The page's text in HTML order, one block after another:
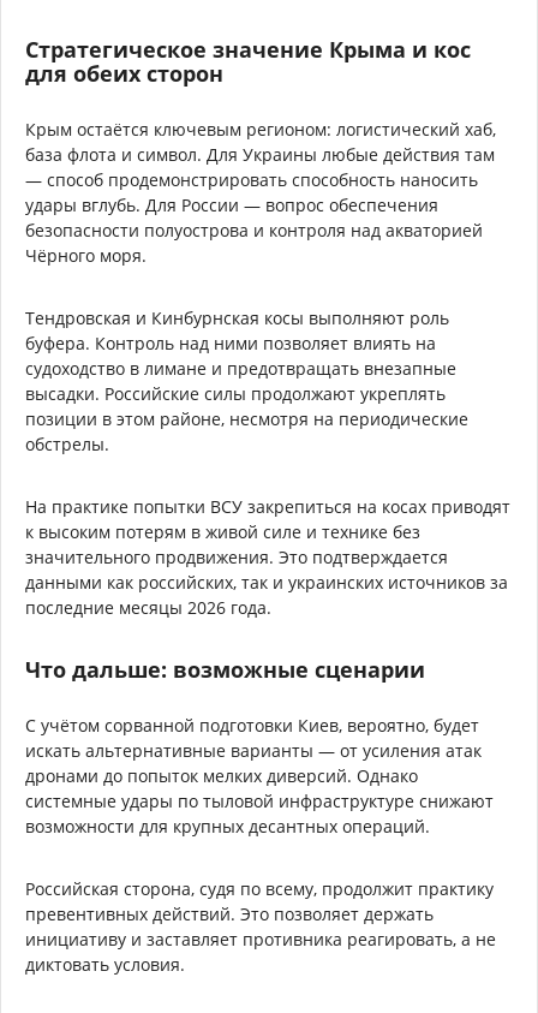
Стратегическое значение Крыма и кос
для обеих сторон
Крым остаётся ключевым регионом: логистический хаб,
база флота и символ. Для Украины любые действия там
— способ продемонстрировать способность наносить
удары вглубь. Для России — вопрос обеспечения
безопасности полуострова и контроля над акваторией
Чёрного моря.
Тендровская и Кинбурнская косы выполняют роль
буфера. Контроль над ними позволяет влиять на
судоходство в лимане и предотвращать внезапные
высадки. Российские силы продолжают укреплять
позиции в этом районе, несмотря на периодические
обстрелы.
На практике попытки ВСУ закрепиться на косах приводят
к высоким потерям в живой силе и технике без
значительного продвижения. Это подтверждается
данными как российских, так и украинских источников за
последние месяцы 2026 года.
Что дальше: возможные сценарии
С учётом сорванной подготовки Киев, вероятно, будет
искать альтернативные варианты — от усиления атак
дронами до попыток мелких диверсий. Однако
системные удары по тыловой инфраструктуре снижают
возможности для крупных десантных операций.
Российская сторона, судя по всему, продолжит практику
превентивных действий. Это позволяет держать
инициативу и заставляет противника реагировать, а не
диктовать условия.